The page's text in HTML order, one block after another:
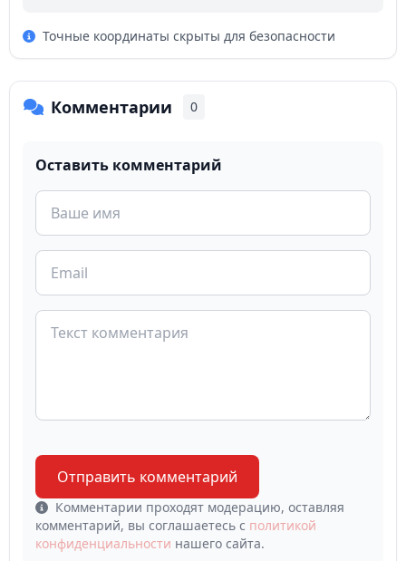
Точные координаты скрыты для безопасности
Комментарии 0
Оставить комментарий
Отправить комментарий
Комментарии проходят модерацию, оставляя
комментарий, вы соглашаетесь с политикой
конфиденциальности нашего сайта.